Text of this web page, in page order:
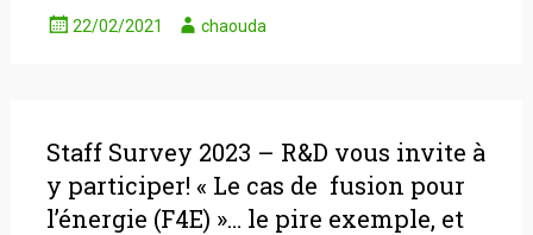
22/02/2021 chaouda
Staff Survey 2023 – R&D vous invite à
y participer! « Le cas de fusion pour
l’énergie (F4E) »… le pire exemple, et